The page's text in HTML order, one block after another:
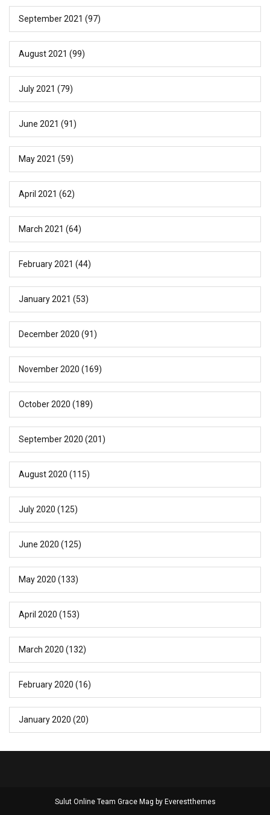
September 2021 (97)
August 2021 (99)
July 2021 (79)
June 2021 (91)
May 2021 (59)
April 2021 (62)
March 2021 (64)
February 2021 (44)
January 2021 (53)
December 2020 (91)
November 2020 (169)
October 2020 (189)
September 2020 (201)
August 2020 (115)
July 2020 (125)
June 2020 (125)
May 2020 (133)
April 2020 (153)
March 2020 (132)
February 2020 (16)
January 2020 (20)
Sulut Online Team Grace Mag by Everestthemes